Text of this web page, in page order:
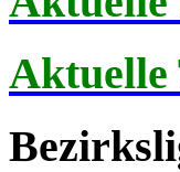
Aktuelle